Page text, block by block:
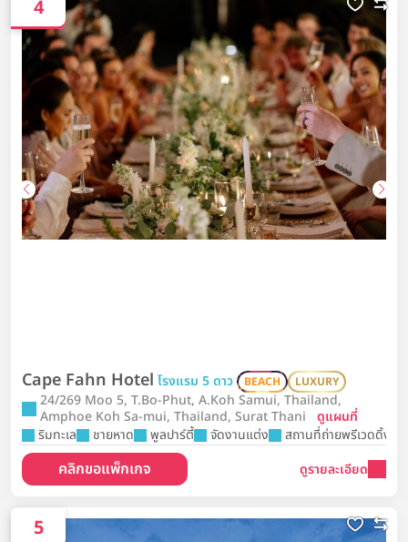
4
Cape Fahn Hotel โรงแรม 5 ดาว BEACH LUXURY
24/269 Moo 5, T.Bo-Phut, A.Koh Samui, Thailand,
Amphoe Koh Sa-mui, Thailand, Surat Thani ดูแผนที่
ริมทะเล
ชายหาด พูลปาร์ตี้ จัดงานแต่ง สถานที่ถ่ายพรีเวดดิ้ง
คลิกขอแพ็กเกจ ดูรายละเอียด
5